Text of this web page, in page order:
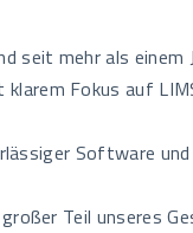
seit mehr als einem
Fokus auf
Software und
Teil unseres